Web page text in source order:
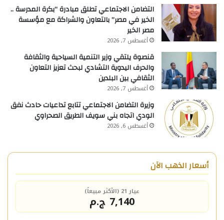
التضامن الاجتماعي تطلق مبادرة “بكرة المدرسة ..
الخير في مصر” بالتعاون والشراكة مع مؤسسة
مصر الخير
أغسطس 7, 2026
قنصوة يلتقي وزير التنمية السياحية والثقافة
والحرف اليدوية التشادي لبحث تعزيز التعاون
الثقافي بين البلدين
أغسطس 7, 2026
وزيرة التضامن الاجتماعي تتابع تداعيات حادث نفق
الودي اتجاه بني سويف الطريق الصحراوي
أغسطس 6, 2026
أسعار الذهب الآن
عيار 21 (الأكثر مبيعاً)
7,140 ج.م